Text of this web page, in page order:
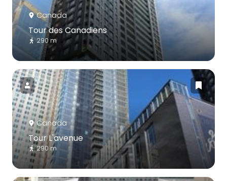
Canada
Tour des Canadiens
290 m
Canada
Tour L'avenue
290 m